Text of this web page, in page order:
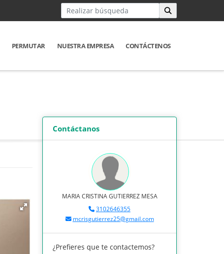
PERMUTAR NUESTRA EMPRESA CONTÁCTENOS
Contáctanos
MARIA CRISTINA GUTIERREZ MESA
3102646355
mcrisgutierrez25@gmail.com
¿Prefieres que te contactemos?